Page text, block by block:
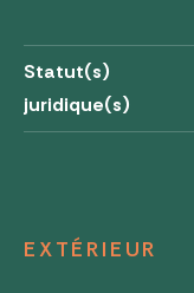
Statut(s)
juridique(s)
EXTÉRIEUR